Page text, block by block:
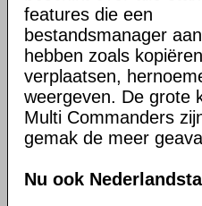
features die een
bestandsmanager
hebben zoals
verplaatsen,
weergeven. De grote
Multi Commanders
gemak de meer
Nu ook